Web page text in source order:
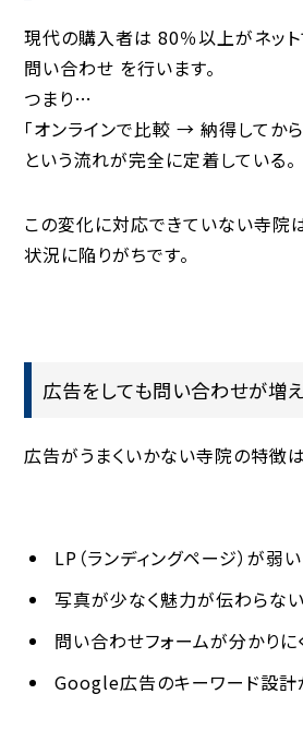
現代の購入者は80％以上がネッ
問い合わせ を行います。
つまり…
「オンラインで比較 → 納得してか
という流れが完全に定着している。
この変化に対応できていない寺院
状況に陥りがちです。
広告をしても問い合わせが増
広告がうまくいかない寺院の特徴は
LP（ランディングページ）が弱い
写真が少なく魅力が伝わらない
問い合わせフォームが分かりに
Google広告のキーワード設計